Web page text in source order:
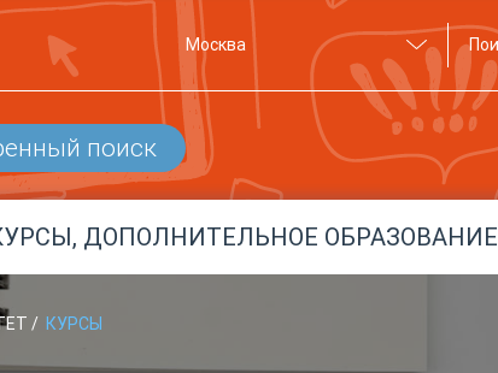
Москва
поиск
ДОПОЛНИТЕЛЬНОЕ ОБРАЗОВАНИЕ
/ КУРСЫ